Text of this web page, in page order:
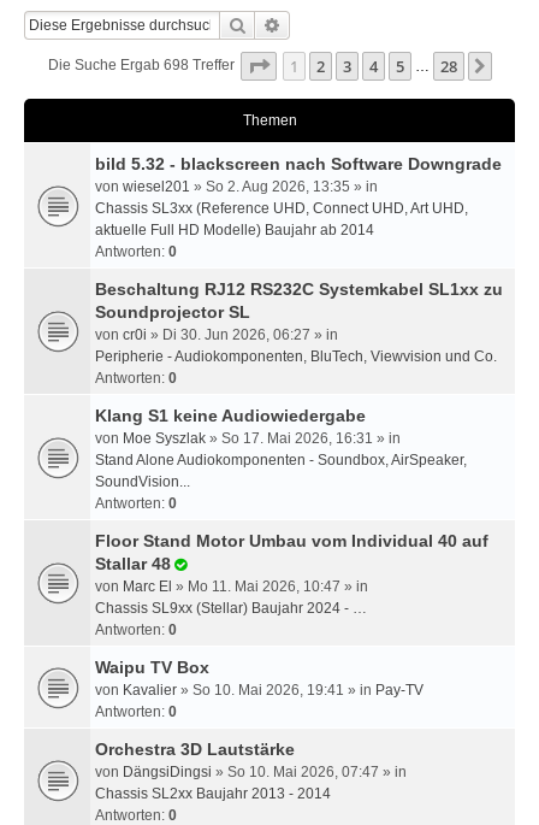
Suche
Die Suche Ergab 698 Treffer Seite 1Von 28
1 2 3 4 5 … 28
Themen
bild 5.32 - blackscreen nach Software Downgrade
von wiesel201 » So 2. Aug 2026, 13:35 » in
Chassis SL3xx (Reference UHD, Connect UHD, Art UHD,
aktuelle Full HD Modelle) Baujahr ab 2014
Antworten: 0
Beschaltung RJ12 RS232C Systemkabel SL1xx zu
Soundprojector SL
von cr0i » Di 30. Jun 2026, 06:27 » in
Peripherie - Audiokomponenten, BluTech, Viewvision und Co.
Antworten: 0
Klang S1 keine Audiowiedergabe
von Moe Syszlak » So 17. Mai 2026, 16:31 » in
Stand Alone Audiokomponenten - Soundbox, AirSpeaker,
SoundVision...
Antworten: 0
Floor Stand Motor Umbau vom Individual 40 auf
Stallar 48
von Marc El » Mo 11. Mai 2026, 10:47 » in
Chassis SL9xx (Stellar) Baujahr 2024 - …
Antworten: 0
Waipu TV Box
von Kavalier » So 10. Mai 2026, 19:41 » in Pay-TV
Antworten: 0
Orchestra 3D Lautstärke
von DängsiDingsi » So 10. Mai 2026, 07:47 » in
Chassis SL2xx Baujahr 2013 - 2014
Antworten: 0